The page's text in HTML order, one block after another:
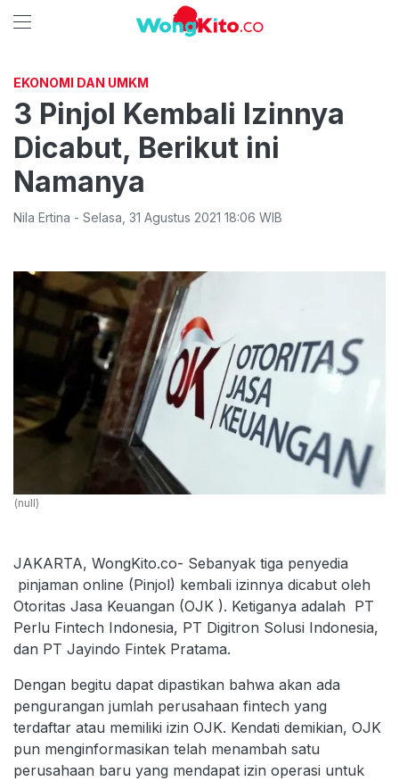
EKONOMI DAN UMKM
3 Pinjol Kembali Izinnya
Dicabut, Berikut ini
Namanya
Nila Ertina - Selasa 31 Agustus 2021 18:06 WIB
(null)
JAKARTA, WongKito.co- Sebanyak tiga penyedia
pinjaman online (Pinjol) kembali izinnya dicabut oleh
Otoritas Jasa Keuangan (OJK ). Ketiganya adalah PT
Perlu Fintech Indonesia, PT Digitron Solusi Indonesia,
dan PT Jayindo Fintek Pratama.
Dengan begitu dapat dipastikan bahwa akan ada
pengurangan jumlah perusahaan fintech yang
terdaftar atau memiliki izin OJK. Kendati demikian, OJK
pun menginformasikan telah menambah satu
perusahaan baru yang mendapat izin operasi untuk